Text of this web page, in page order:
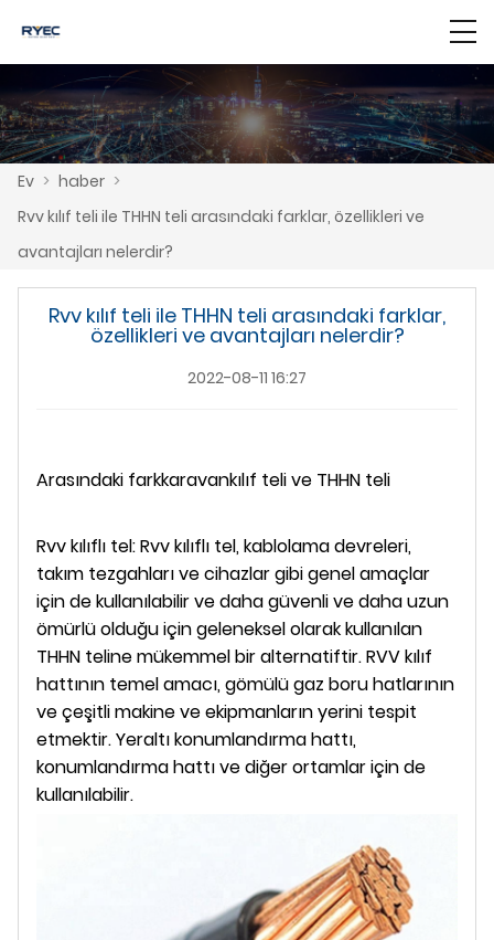
Ev > haber >
Rvv kılıf teli ile THHN teli arasındaki farklar, özellikleri ve
avantajları nelerdir?
Rvv kılıf teli ile THHN teli arasındaki farklar,
özellikleri ve avantajları nelerdir?
2022-08-11 16:27
Arasındaki farkkaravankılıf teli ve THHN teli
Rvv kılıflı tel: Rvv kılıflı tel, kablolama devreleri,
takım tezgahları ve cihazlar gibi genel amaçlar
için de kullanılabilir ve daha güvenli ve daha uzun
ömürlü olduğu için geleneksel olarak kullanılan
THHN teline mükemmel bir alternatiftir. RVV kılıf
hattının temel amacı, gömülü gaz boru hatlarının
ve çeşitli makine ve ekipmanların yerini tespit
etmektir. Yeraltı konumlandırma hattı,
konumlandırma hattı ve diğer ortamlar için de
kullanılabilir.